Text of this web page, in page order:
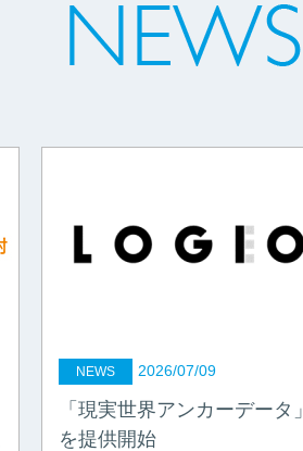
NEWS 2026/07/09
「現実世界アンカーデータ」
を提供開始